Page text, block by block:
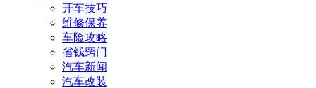
开车技巧
维修保养
车险攻略
省钱窍门
汽车新闻
汽车改装